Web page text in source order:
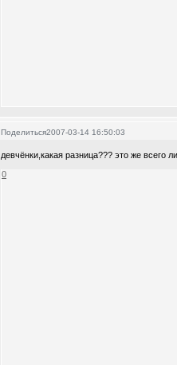
Поделиться2007-03-14 16:50:03
девчёнки,какая разница??? это же всего
0